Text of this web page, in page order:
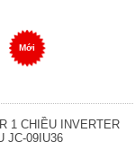
Mới
1 CHIỀU INVERTER
JC-09IU36